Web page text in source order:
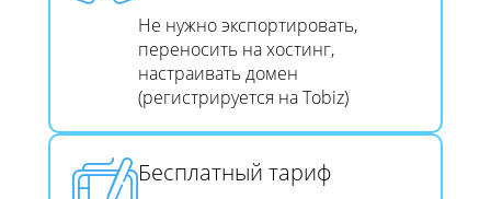
Не нужно экспортировать,
переносить на хостинг,
настраивать домен
(регистрируется на Tobiz)
Бесплатный тариф